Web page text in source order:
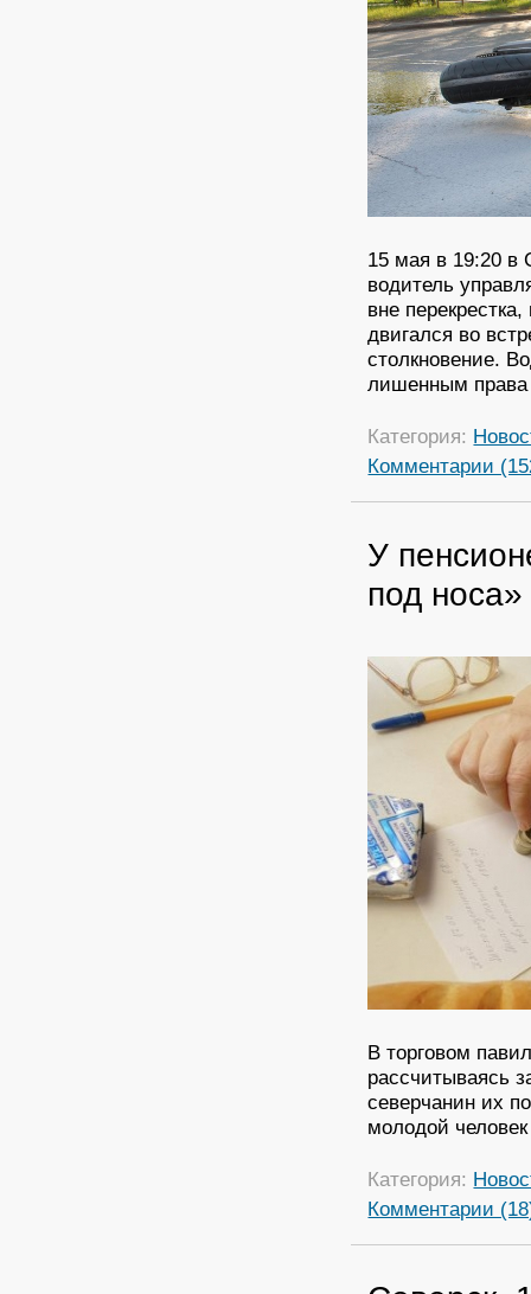
15 мая в 19:20 в
водитель
вне
двигался во
столкновение.
лишенным права
Категория:
Комментарии
У
под носа»
В торговом
рассчитываясь
северчанин их
молодой
Категория:
Комментарии